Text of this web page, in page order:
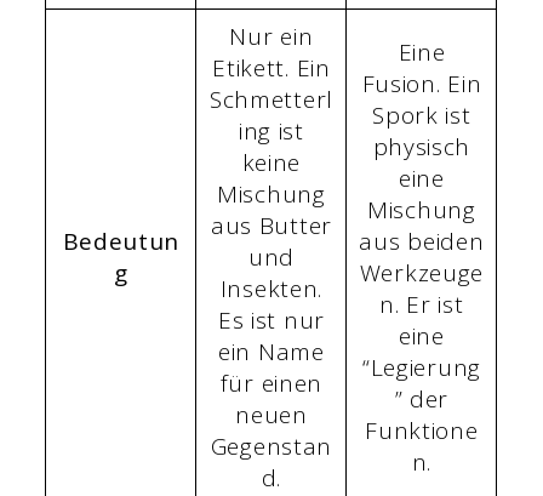
Bedeutun
g
Nur ein
Etikett. Ein
Schmetterl
ing ist
keine
Mischung
aus Butter
und
Insekten.
Es ist nur
ein Name
für einen
neuen
Gegenstan
d.
Eine
Fusion. Ein
Spork ist
physisch
eine
Mischung
aus beiden
Werkzeuge
n. Er ist
eine
“Legierung
” der
Funktione
n.